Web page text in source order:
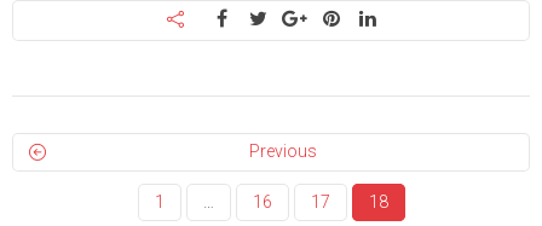
Previous
1 16 17 18